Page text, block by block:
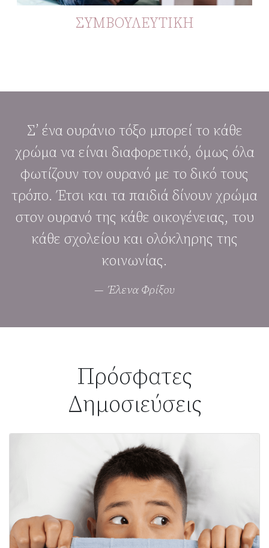
ΣΥΜΒΟΥΛΕΥΤΙΚΗ
Σ’ ένα ουράνιο τόξο μπορεί το κάθε
χρώμα να είναι διαφορετικό, όμως όλα
φωτίζουν τον ουρανό με το δικό τους
τρόπο. Έτσι και τα παιδιά δίνουν χρώμα
στον ουρανό της κάθε οικογένειας, του
κάθε σχολείου και ολόκληρης της
κοινωνίας.
Έλενα Φρίξου
Πρόσφατες
Δημοσιεύσεις